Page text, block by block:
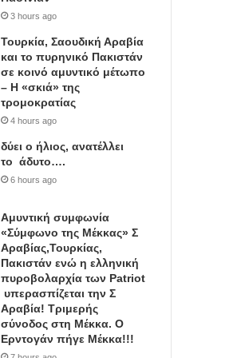
3 hours ago
Τουρκία, Σαουδική Αραβία
και το πυρηνικό Πακιστάν
σε κοινό αμυντικό μέτωπο
– Η «σκιά» της
τρομοκρατίας
4 hours ago
δύει ο ήλιος, ανατέλλει
το άδυτο….
6 hours ago
Αμυντική συμφωνία
«Σύμφωνο της Μέκκας» Σ
Αραβίας,Τουρκίας,
Πακιστάν ενώ η ελληνική
πυροβολαρχία των Patriot
υπερασπίζεται την Σ
Αραβία! Τριμερής
σύνοδος στη Μέκκα. Ο
Ερντογάν πήγε Μέκκα!!!